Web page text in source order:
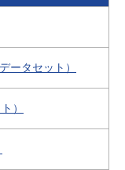
ータセット）
）